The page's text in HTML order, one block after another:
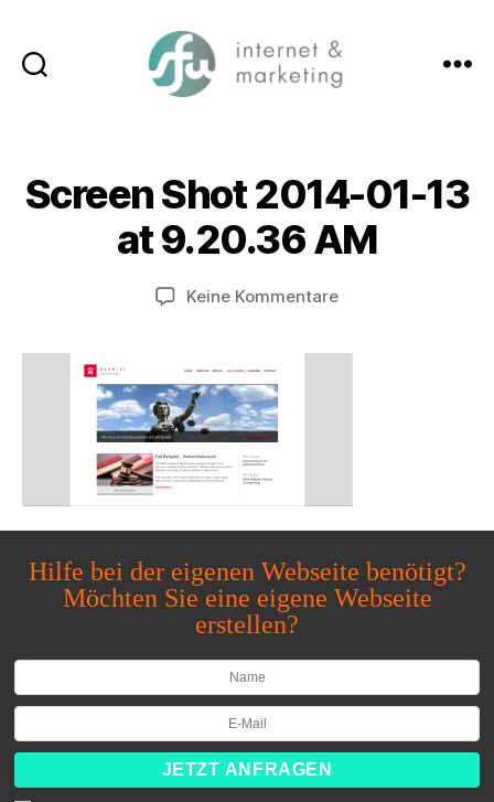
Screen Shot 2014-01-13
at 9.20.36 AM
Keine Kommentarezu
Hilfe bei der eigenen Webseite benötigt?
Möchten Sie eine eigene Webseite
erstellen?